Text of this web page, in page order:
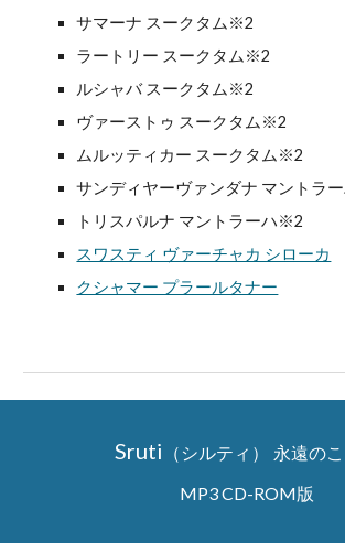
サマーナ スークタム※2
ラートリー スークタム※2
ルシャバ スークタム※2
ヴァーストゥ スークタム※2
ムルッティカー スークタム※2
サンディヤーヴァンダナ マントラ
トリスパルナ マントラーハ※2
スワスティ ヴァーチャカ シローカ
クシャマー プラールタナー
Sruti （シルティ）
永遠の
MP3 CD-ROM版